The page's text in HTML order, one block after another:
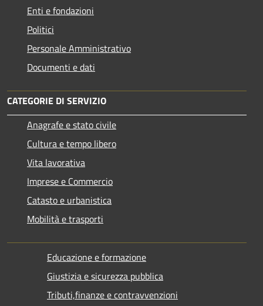
Enti e fondazioni
Politici
Personale Amministrativo
Documenti e dati
CATEGORIE DI SERVIZIO
Anagrafe e stato civile
Cultura e tempo libero
Vita lavorativa
Imprese e Commercio
Catasto e urbanistica
Mobilità e trasporti
Educazione e formazione
Giustizia e sicurezza pubblica
Tributi,finanze e contravvenzioni